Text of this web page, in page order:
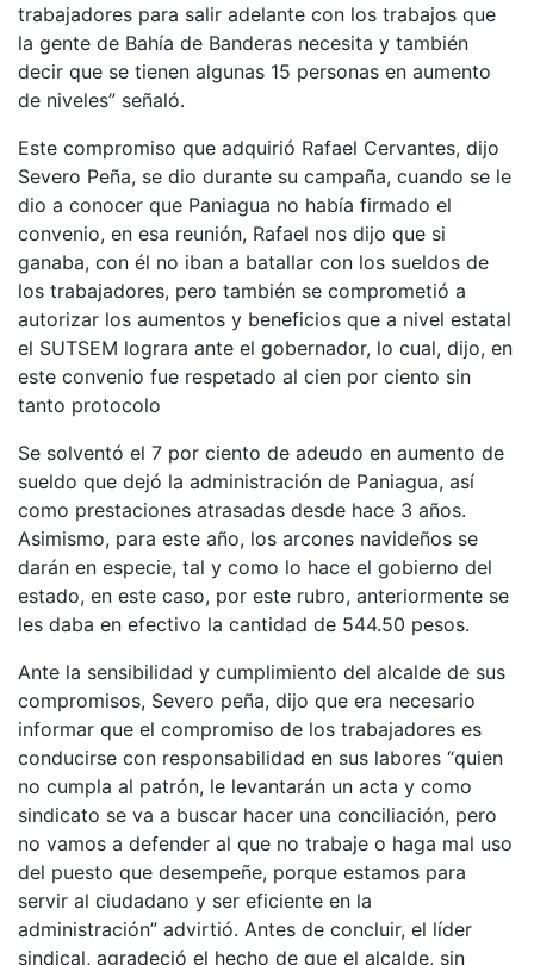
trabajadores para salir adelante con los trabajos que
la gente de Bahía de Banderas necesita y también
decir que se tienen algunas 15 personas en aumento
de niveles” señaló.
Este compromiso que adquirió Rafael Cervantes, dijo
Severo Peña, se dio durante su campaña, cuando se le
dio a conocer que Paniagua no había firmado el
convenio, en esa reunión, Rafael nos dijo que si
ganaba, con él no iban a batallar con los sueldos de
los trabajadores, pero también se comprometió a
autorizar los aumentos y beneficios que a nivel estatal
el SUTSEM lograra ante el gobernador, lo cual, dijo, en
este convenio fue respetado al cien por ciento sin
tanto protocolo
Se solventó el 7 por ciento de adeudo en aumento de
sueldo que dejó la administración de Paniagua, así
como prestaciones atrasadas desde hace 3 años.
Asimismo, para este año, los arcones navideños se
darán en especie, tal y como lo hace el gobierno del
estado, en este caso, por este rubro, anteriormente se
les daba en efectivo la cantidad de 544.50 pesos.
Ante la sensibilidad y cumplimiento del alcalde de sus
compromisos, Severo peña, dijo que era necesario
informar que el compromiso de los trabajadores es
conducirse con responsabilidad en sus labores “quien
no cumpla al patrón, le levantarán un acta y como
sindicato se va a buscar hacer una conciliación, pero
no vamos a defender al que no trabaje o haga mal uso
del puesto que desempeñe, porque estamos para
servir al ciudadano y ser eficiente en la
administración” advirtió. Antes de concluir, el líder
sindical, agradeció el hecho de que el alcalde, sin